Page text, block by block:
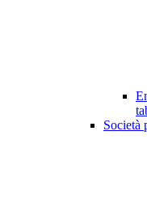
Società